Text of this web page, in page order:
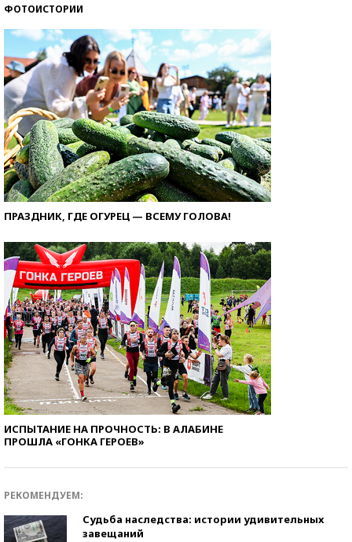
ФОТОИСТОРИИ
ПРАЗДНИК, ГДЕ ОГУРЕЦ — ВСЕМУ ГОЛОВА!
ИСПЫТАНИЕ НА ПРОЧНОСТЬ: В АЛАБИНЕ
ПРОШЛА «ГОНКА ГЕРОЕВ»
РЕКОМЕНДУЕМ:
Судьба наследства: истории удивительных
завещаний